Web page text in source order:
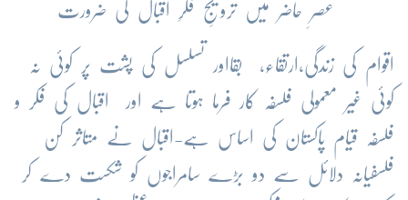
عصرِ حاضر میں ترویجِ فکرِ اقبال کی ضرورت
اقوام کی زندگی،ارتقاء، بقااور تسلسل کی پشت پر کوئی نہ
کوئی غیر معمولی فلسفہ کار فرما ہوتا ہے اور اقبال کی فکر و
فلسفہ قیام پاکستان کی اساس ہے-اقبال نے متاثر کن
فلسفیانہ دلائل سے دو بڑے سامراجوں کو شکست دے کر